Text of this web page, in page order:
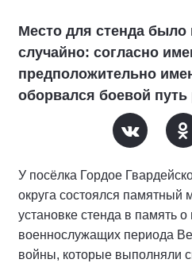
Место для стенда
случайно: согласно
предположительно
оборвался боевой путь
У посёлка Гордое
округа состоялся памятный
установке стенда в память
военнослужащих периода
войны, которые выполняли